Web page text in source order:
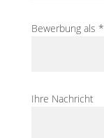
Bewerbung als *
Ihre Nachricht